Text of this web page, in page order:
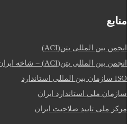
منابع
انجمن بین المللی بتن(ACI)
انجمن بین المللی بتن(ACI) – شاخه ایران
ISO سازمان بین المللی استاندارد
سازمان ملی استاندارد ایران
مرکز ملی تایید صلاحیت ایران